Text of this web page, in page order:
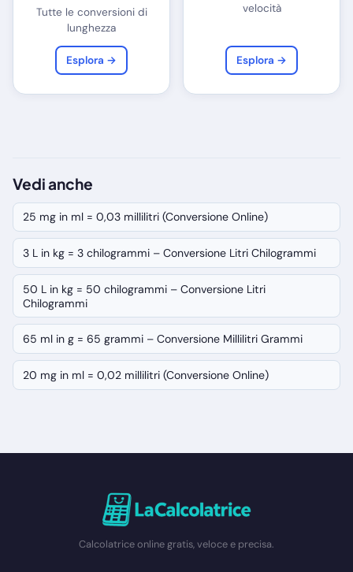
Tutte le conversioni di
lunghezza
Esplora →
velocità
Esplora →
Vedi anche
25 mg in ml = 0,03 millilitri (Conversione Online)
3 L in kg = 3 chilogrammi – Conversione Litri Chilogrammi
50 L in kg = 50 chilogrammi – Conversione Litri
Chilogrammi
65 ml in g = 65 grammi – Conversione Millilitri Grammi
20 mg in ml = 0,02 millilitri (Conversione Online)
Calcolatrice online gratis, veloce e precisa.